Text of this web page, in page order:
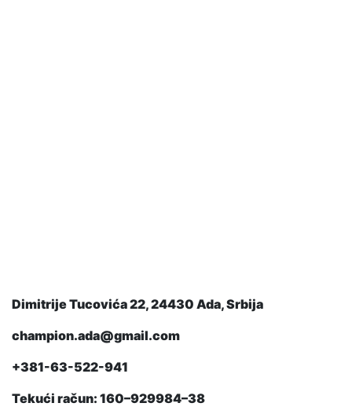
Dimitrije Tucovića 22, 24430 Ada, Srbija
champion.ada@gmail.com
+381-63-522-941
Tekući račun: 160–929984–38